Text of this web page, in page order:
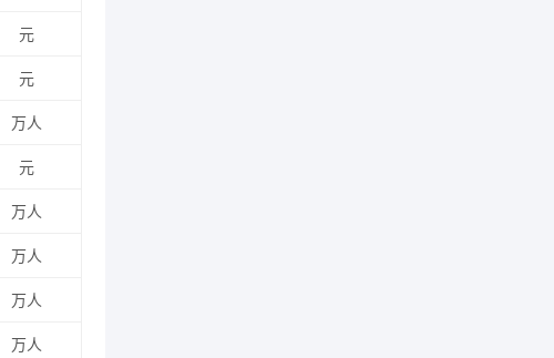
元
元
万人
元
万人
万人
万人
万人